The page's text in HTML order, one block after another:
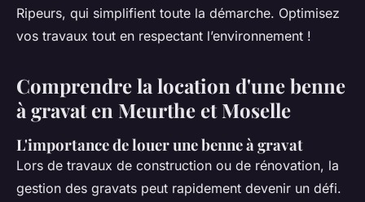
Ripeurs, qui simplifient toute la démarche. Optimisez
vos travaux tout en respectant l’environnement !
Comprendre la location d'une benne
à gravat en Meurthe et Moselle
L'importance delouer une benne à gravat
Lors de travaux de construction ou de rénovation, la
gestion des gravats peut rapidement devenir un défi.